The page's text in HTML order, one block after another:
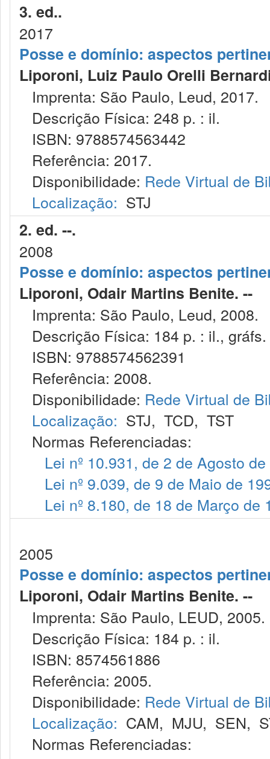
3. ed..
2017
Posse e domínio: aspectos
Liporoni, Luiz Paulo Orelli
Imprenta: São Paulo, Leud, 2017.
Descrição Física: 248 p. : il.
ISBN: 9788574563442
Referência: 2017.
Disponibilidade: Rede Virtual de
Localização: STJ
2. ed. --.
2008
Posse e domínio: aspectos
Liporoni, Odair Martins Benite. --
Imprenta: São Paulo, Leud, 2008.
Descrição Física: 184 p. : il., gráfs.
ISBN: 9788574562391
Referência: 2008.
Disponibilidade: Rede Virtual de
Localização: STJ, TCD, TST
Normas Referenciadas:
Lei nº 10.931, de 2 de Agosto
Lei nº 9.039, de 9 de Maio de
Lei nº 8.180, de 18 de Março de
2005
Posse e domínio: aspectos
Liporoni, Odair Martins Benite. --
Imprenta: São Paulo, LEUD, 2005.
Descrição Física: 184 p. : il.
ISBN: 8574561886
Referência: 2005.
Disponibilidade: Rede Virtual de
Localização: CAM, MJU, SEN,
Normas Referenciadas: